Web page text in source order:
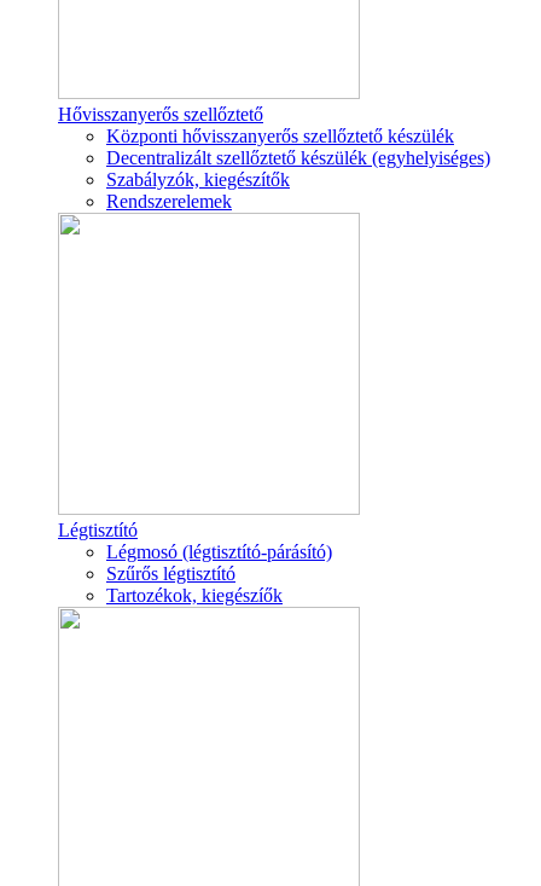
Hővisszanyerős szellőztető
Központi hővisszanyerős szellőztető készülék
Decentralizált szellőztető készülék (egyhelyiséges)
Szabályzók, kiegészítők
Rendszerelemek
Légtisztító
Légmosó (légtisztító-párásító)
Szűrős légtisztító
Tartozékok, kiegészíők